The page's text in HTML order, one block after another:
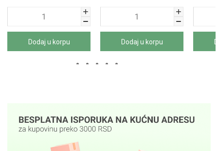
Dodaj u korpu Dodaj u korpu